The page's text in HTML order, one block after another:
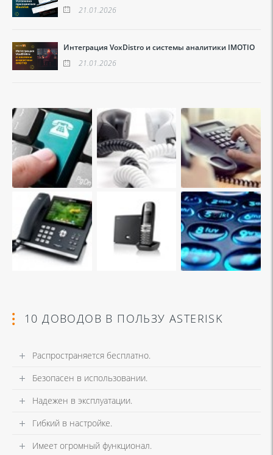
21.01.2026
Интеграция VoxDistro и системы аналитики IMOTIO
21.01.2026
10 ДОВОДОВ В ПОЛЬЗУ ASTERISK
Распространяется бесплатно.
Безопасен в использовании.
Надежен в эксплуатации.
Гибкий в настройке.
Имеет огромный функционал.